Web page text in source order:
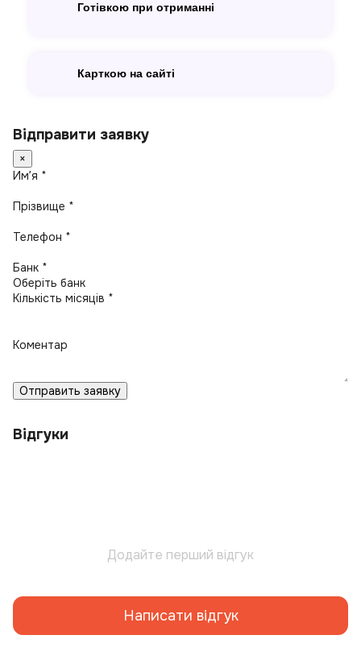
Готівкою при отриманні
Карткою на сайті
Відправити заявку
×
Имʼя *
Прізвище *
Телефон *
Банк *
Кількість місяців *
Коментар
Отправить заявку
Відгуки
Додайте перший відгук
Написати відгук